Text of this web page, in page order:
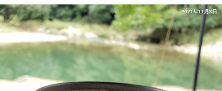
2021年11月3日